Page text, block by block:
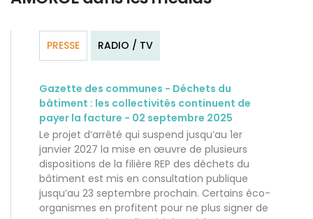
PRESSE RADIO / TV
Gazette des communes - Déchets du
bâtiment : les collectivités continuent de
payer la facture - 02 septembre 2025
Le projet d’arrêté qui suspend jusqu’au 1er
janvier 2027 la mise en œuvre de plusieurs
dispositions de la filière REP des déchets du
bâtiment est mis en consultation publique
jusqu’au 23 septembre prochain. Certains éco-
organismes en profitent pour ne plus signer de